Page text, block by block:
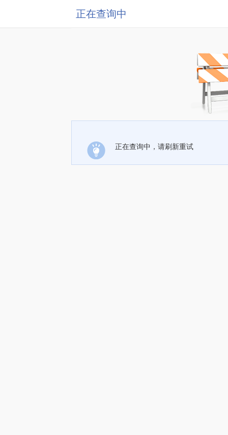
正在查询中
正在查询中，请刷新重试